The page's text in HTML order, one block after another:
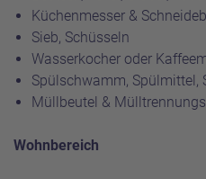
Küchenmesser &
Sieb, Schüsseln
Wasserkocher oder
Spülschwamm, Spülmittel,
Müllbeutel &
Wohnbereich